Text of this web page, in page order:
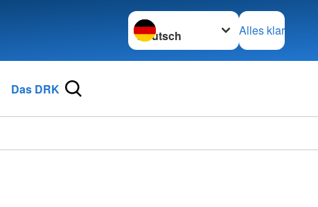
Sprache wechseln zu
Alles klar
Das DRK